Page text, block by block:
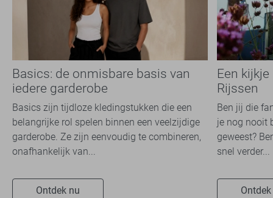
Basics: de onmisbare basis van
iedere garderobe
Basics zijn tijdloze kledingstukken die een
belangrijke rol spelen binnen een veelzijdige
garderobe. Ze zijn eenvoudig te combineren,
onafhankelijk van...
Ontdek nu
Een
Rijssen
Ben jij die
je nog nooit
geweest?
snel verder...